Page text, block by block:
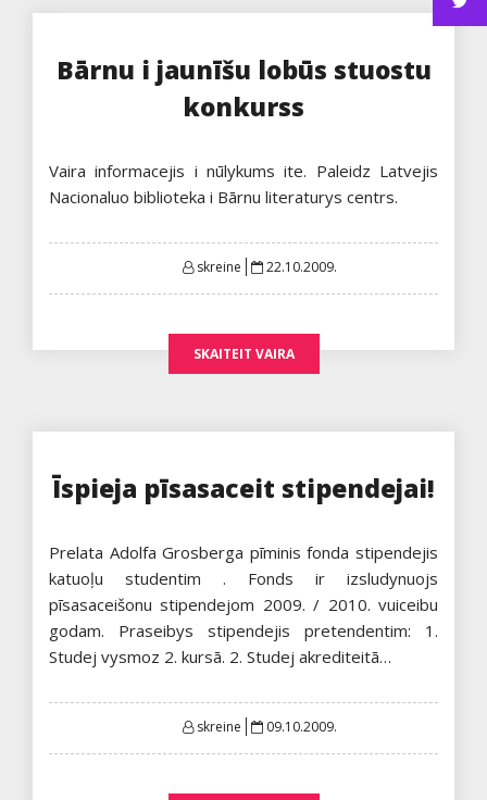
Bārnu i jaunīšu lobūs stuostu
konkurss
Vaira informacejis i nūlykums ite. Paleidz Latvejis
Nacionaluo biblioteka i Bārnu literaturys centrs.
skreine
Posted
22.10.2009.
SKAITEIT VAIRA
Īspieja pīsasaceit stipendejai!
Prelata Adolfa Grosberga pīminis fonda stipendejis
katuoļu studentim . Fonds ir izsludynuojs
pīsasaceišonu stipendejom 2009. / 2010. vuiceibu
godam. Praseibys stipendejis pretendentim: 1.
Studej vysmoz 2. kursā. 2. Studej akrediteitā…
skreine
Posted
09.10.2009.